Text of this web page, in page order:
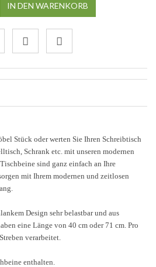
IN DEN WARENKORB
Stück oder werten Sie Ihren Schreibtisch
Schrank etc. mit unseren modernen
sind ganz einfach an Ihre
mit Ihrem modernen und zeitlosen
Design sehr belastbar und aus
eine Länge von 40 cm oder 71 cm. Pro
verarbeitet.
enthalten.